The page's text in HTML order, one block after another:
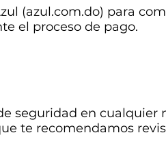
(azul.com.do) para
el proceso de pago.
seguridad en cualquier
te recomendamos